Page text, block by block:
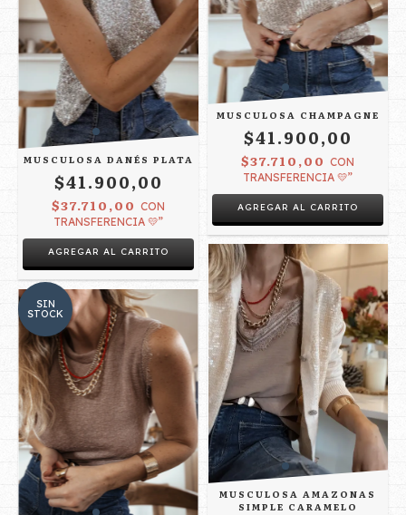
MUSCULOSA DANÉS PLATA
$41.900,00
$37.710,00 CON
TRANSFERENCIA 💛”
AGREGAR AL CARRITO
MUSCULOSA CHAMPAGNE
$41.900,00
$37.710,00 CON
TRANSFERENCIA 💛”
AGREGAR AL CARRITO
SIN
STOCK
MUSCULOSA AMAZONAS
SIMPLE CARAMELO